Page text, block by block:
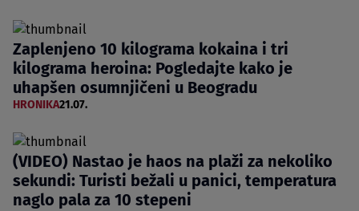
Zaplenjeno 10 kilograma kokaina i tri
kilograma heroina: Pogledajte kako je
uhapšen osumnjičeni u Beogradu
HRONIKA21.07.
(VIDEO) Nastao je haos na plaži za nekoliko
sekundi: Turisti bežali u panici, temperatura
naglo pala za 10 stepeni